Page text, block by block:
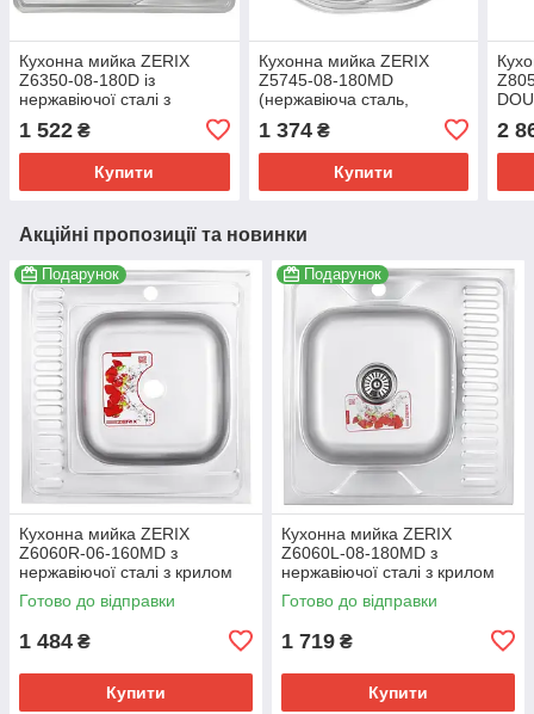
Кухонна мийка ZERIX
Z6350-08-180D із
нержавіючої сталі з
(ZM0564)
1 522 ₴
Купити
Кухонна мийка ZERIX
Z5745-08-180MD
(нержавіюча сталь,
(ZM0615)
1 374₴
Купити
2
Акційні пропозиції та новинки
Подарунок
Кухонна мийка ZERIX
Z6060R-06-160MD з
нержавіючої сталі з крилом
60x60 см (ZS0589)
Готово до відправки
1 484 ₴
Купити
Подарунок
Кухонна мийка ZERIX
Z6060L-08-180MD з
нержавіючої сталі з крилом
для посуду (ZS0587)
Готово до відправки
1 719 ₴
Купити